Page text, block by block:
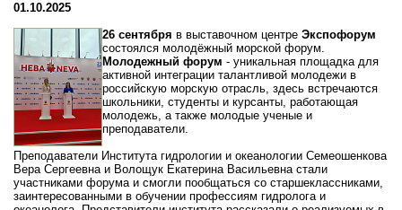
01.10.2025
26 сентября в выставочном центре Экспофорум
состоялся молодёжный морской форум.
Молодежный форум - уникальная площадка для
активной интеграции талантливой молодежи в
российскую морскую отрасль, здесь встречаются
школьники, студенты и курсанты, работающая
молодежь, а также молодые ученые и
преподаватели.
Преподаватели Института гидрологии и океанологии Семеошенкова
Вера Сергеевна и Волощук Екатерина Васильевна стали
участниками форума и смогли пообщаться со старшеклассниками,
заинтересованными в обучении профессиям гидролога и